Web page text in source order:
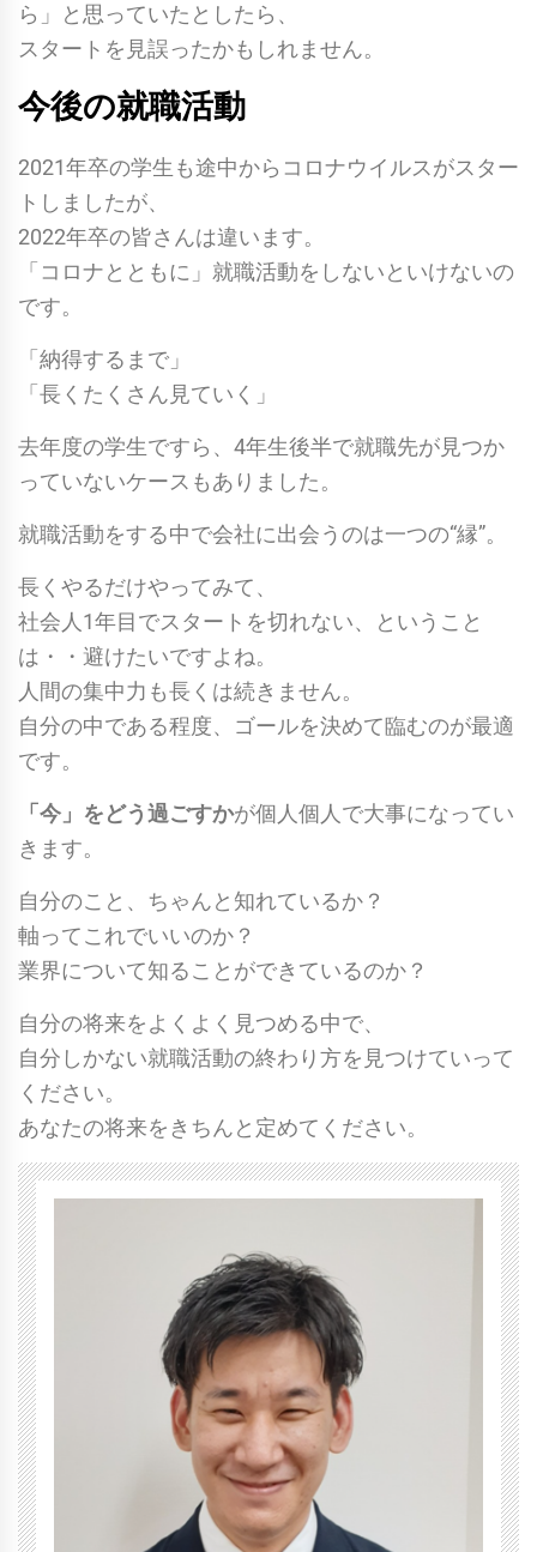
ら」と思っていたとしたら、
スタートを見誤ったかもしれません。
今後の就職活動
2021年卒の学生も途中からコロナウイルスがスター
トしましたが、
2022年卒の皆さんは違います。
「コロナとともに」就職活動をしないといけないの
です。
「納得するまで」
「長くたくさん見ていく」
去年度の学生ですら、4年生後半で就職先が見つか
っていないケースもありました。
就職活動をする中で会社に出会うのは一つの“縁”。
長くやるだけやってみて、
社会人1年目でスタートを切れない、ということ
は・・避けたいですよね。
人間の集中力も長くは続きません。
自分の中である程度、ゴールを決めて臨むのが最適
です。
「今」をどう過ごすかが個人個人で大事になってい
きます。
自分のこと、ちゃんと知れているか？
軸ってこれでいいのか？
業界について知ることができているのか？
自分の将来をよくよく見つめる中で、
自分しかない就職活動の終わり方を見つけていって
ください。
あなたの将来をきちんと定めてください。